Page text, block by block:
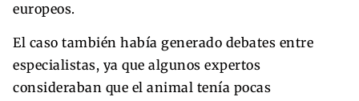
europeos.
El caso también había generado debates entre
especialistas, ya que algunos expertos
consideraban que el animal tenía pocas